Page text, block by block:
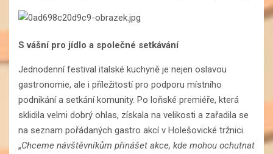
S vášní pro jídlo a společné setkávání
Jednodenní festival italské kuchyně je nejen oslavou
gastronomie, ale i příležitostí pro podporu místního
podnikání a setkání komunity. Po loňské premiéře, která
sklidila velmi dobrý ohlas, získala na velikosti a zařadila se
na seznam pořádaných gastro akcí v Holešovické tržnici.
„Chceme návštěvníkům přinášet akce, kde mohou ochutnat